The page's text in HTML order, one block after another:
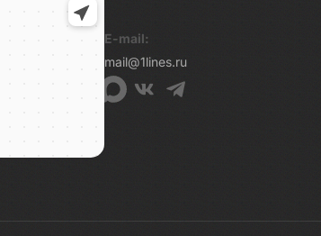
E-mail:
mail@1lines.ru